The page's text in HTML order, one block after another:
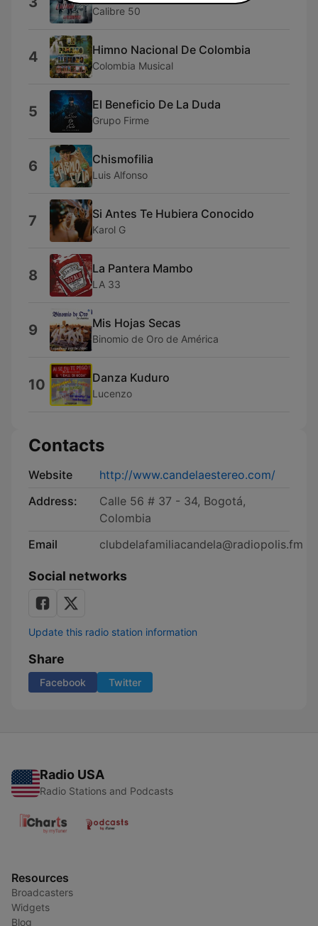
Calibre 50
4 Himno Nacional De Colombia
Colombia Musical
5 El Beneficio De La Duda
Grupo Firme
6 Chismofilia
Luis Alfonso
7 Si Antes Te Hubiera Conocido
Karol G
8 La Pantera Mambo
LA 33
9 Mis Hojas Secas
Binomio de Oro de América
10 Danza Kuduro
Lucenzo
Contacts
Website
http://www.candelaestereo.com/
Address:
Calle 56 # 37 - 34, Bogotá,
Colombia
Email
clubdelafamiliacandela@radiopolis.fm
Social networks
Update this radio station information
Share
Facebook Twitter
Radio USA
Radio Stations and Podcasts
Resources
Broadcasters
Widgets
Blog